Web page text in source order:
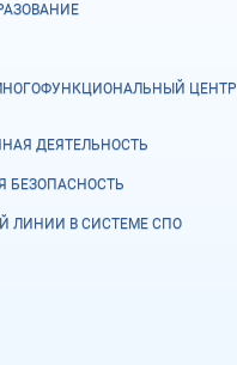
ЦЕНТР
ДЕЯТЕЛЬНОСТЬ
БЕЗОПАСНОСТЬ
ЛИНИИ В СИСТЕМЕ СПО